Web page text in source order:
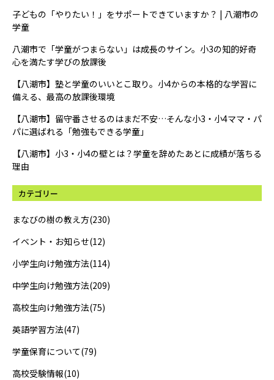
子どもの「やりたい！」をサポートできていますか？ | 八潮市の
学童
八潮市で「学童がつまらない」は成長のサイン。小3の知的好奇
心を満たす学びの放課後
【八潮市】塾と学童のいいとこ取り。小4からの本格的な学習に
備える、最高の放課後環境
【八潮市】留守番させるのはまだ不安…そんな小3・小4ママ・パ
パに選ばれる「勉強もできる学童」
【八潮市】小3・小4の壁とは？学童を辞めたあとに成績が落ちる
理由
カテゴリー
まなびの樹の教え方(230)
イベント・お知らせ(12)
小学生向け勉強方法(114)
中学生向け勉強方法(209)
高校生向け勉強方法(75)
英語学習方法(47)
学童保育について(79)
高校受験情報(10)